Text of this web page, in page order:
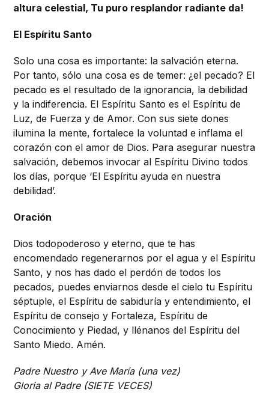
altura celestial, Tu puro resplandor radiante da!
El Espíritu Santo
Solo una cosa es importante: la salvación eterna.
Por tanto, sólo una cosa es de temer: ¿el pecado? El
pecado es el resultado de la ignorancia, la debilidad
y la indiferencia. El Espíritu Santo es el Espíritu de
Luz, de Fuerza y ​​de Amor. Con sus siete dones
ilumina la mente, fortalece la voluntad e inflama el
corazón con el amor de Dios. Para asegurar nuestra
salvación, debemos invocar al Espíritu Divino todos
los días, porque ‘El Espíritu ayuda en nuestra
debilidad’.
Oración
Dios todopoderoso y eterno, que te has
encomendado regenerarnos por el agua y el Espíritu
Santo, y nos has dado el perdón de todos los
pecados, puedes enviarnos desde el cielo tu Espíritu
séptuple, el Espíritu de sabiduría y entendimiento, el
Espíritu de consejo y Fortaleza, Espíritu de
Conocimiento y Piedad, y llénanos del Espíritu del
Santo Miedo. Amén.
Padre Nuestro y Ave María (una vez)
Gloria al Padre (SIETE VECES)